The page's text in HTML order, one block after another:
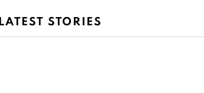
LATEST STORIES